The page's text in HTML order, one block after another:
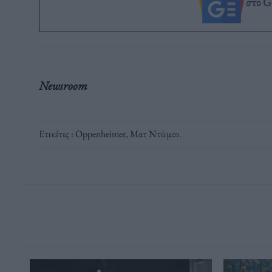
Newsroom
Ετικέτες : Oppenheimer, Ματ Ντέιμον.